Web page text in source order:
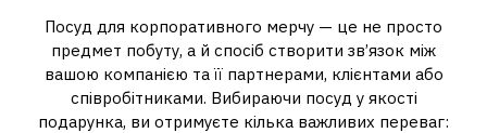
Посуд для корпоративного мерчу — це не просто
предмет побуту, а й спосіб створити зв’язок між
вашою компанією та її партнерами, клієнтами або
співробітниками. Вибираючи посуд у якості
подарунка, ви отримуєте кілька важливих переваг: